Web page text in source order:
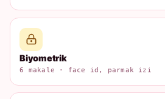
Biyometrik
6 makale · face id, parmak izi